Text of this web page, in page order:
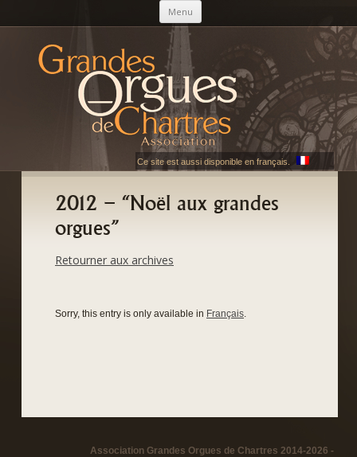
Menu Skip to content
AGOC
Les Grandes Orgues de Chartres
Ce site est aussi disponible en français.
2012 – “Noël aux grandes
orgues”
Retourner aux archives
Sorry, this entry is only available in Français.
Association Grandes Orgues de Chartres 2014-2026 -